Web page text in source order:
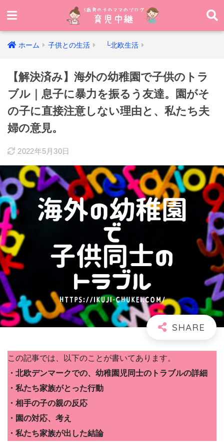
ホーム 子供との生活 └北欧生活
【解決済み】海外の幼稚園で子供のトラ
ブル｜息子に暴力を振るう友達。園がそ
の子に直接注意しない理由と、私たち夫
婦の意見。
2022年5月30日
この記事では、以下のことが書いてあります。
・北欧デンマークでの、幼稚園児同士のトラブルの詳細
・私たち家族がとった行動
・相手の子の親の反応
・園の対応、考え
・私たち家族が出した結論